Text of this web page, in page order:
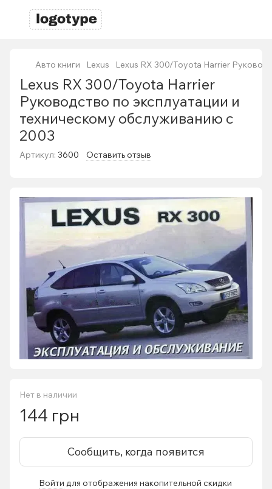
Авто книги Lexus Lexus RX 300/Toyota Harrier
Lexus RX 300/Toyota Harrier
Руководство по эксплуатации и
техническому обслуживанию с
2003
Артикул: 3600 Оставить отзыв
Нет в наличии
144 грн
Сообщить, когда появится
Войти для отображения накопительной скидки